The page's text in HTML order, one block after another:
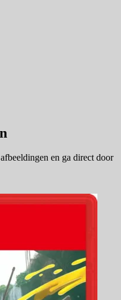
en ga direct door